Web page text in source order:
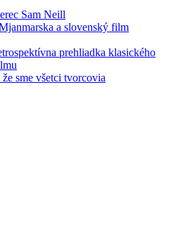
Sam Neill
a slovenský film
prehliadka klasického
sme všetci tvorcovia